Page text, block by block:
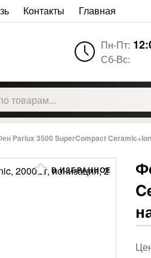
Контакты Главная
Пн-Пт:
Сб-Вс:
Parlux 3500 SuperCompact
В ИЗБРАННОЕ